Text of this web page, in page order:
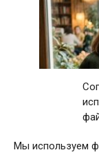
Мы используем
Первое